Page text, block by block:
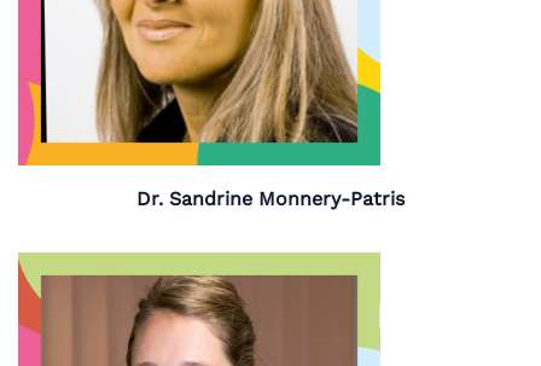
Dr. Sandrine Monnery-Patris